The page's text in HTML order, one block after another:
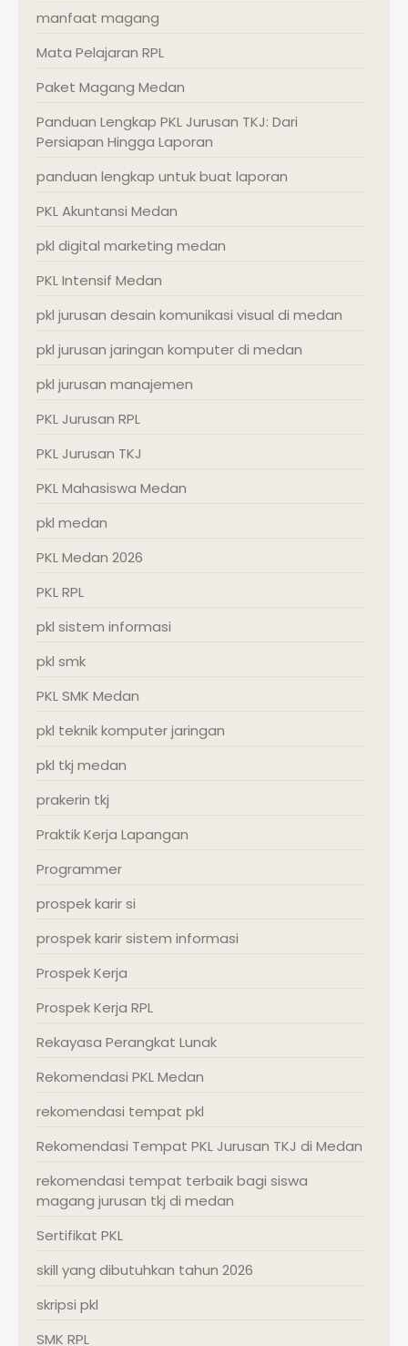
manfaat magang
Mata Pelajaran RPL
Paket Magang Medan
Panduan Lengkap PKL Jurusan TKJ: Dari
Persiapan Hingga Laporan
panduan lengkap untuk buat laporan
PKL Akuntansi Medan
pkl digital marketing medan
PKL Intensif Medan
pkl jurusan desain komunikasi visual di medan
pkl jurusan jaringan komputer di medan
pkl jurusan manajemen
PKL Jurusan RPL
PKL Jurusan TKJ
PKL Mahasiswa Medan
pkl medan
PKL Medan 2026
PKL RPL
pkl sistem informasi
pkl smk
PKL SMK Medan
pkl teknik komputer jaringan
pkl tkj medan
prakerin tkj
Praktik Kerja Lapangan
Programmer
prospek karir si
prospek karir sistem informasi
Prospek Kerja
Prospek Kerja RPL
Rekayasa Perangkat Lunak
Rekomendasi PKL Medan
rekomendasi tempat pkl
Rekomendasi Tempat PKL Jurusan TKJ di Medan
rekomendasi tempat terbaik bagi siswa
magang jurusan tkj di medan
Sertifikat PKL
skill yang dibutuhkan tahun 2026
skripsi pkl
SMK RPL